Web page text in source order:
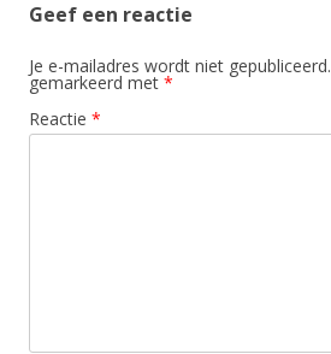
Geef een reactie
Je e-mailadres wordt niet gepubliceerd.
gemarkeerd met *
Reactie *